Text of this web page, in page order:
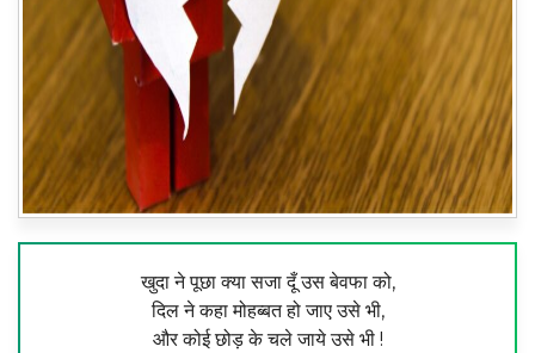
खुदा ने पूछा क्या सजा दूँ उस बेवफा को,
दिल ने कहा मोहब्बत हो जाए उसे भी,
और कोई छोड़ के चले जाये उसे भी !